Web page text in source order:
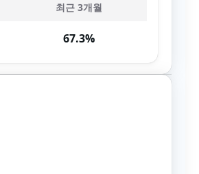
최근 3개월
67.3%